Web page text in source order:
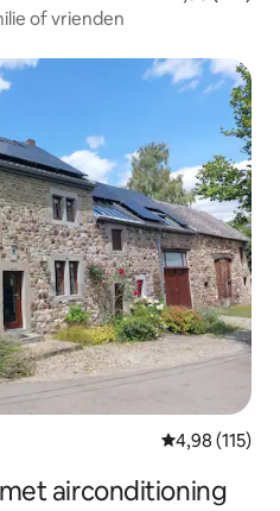
of vrienden
Gemiddelde
4,98 (115)
airconditioning